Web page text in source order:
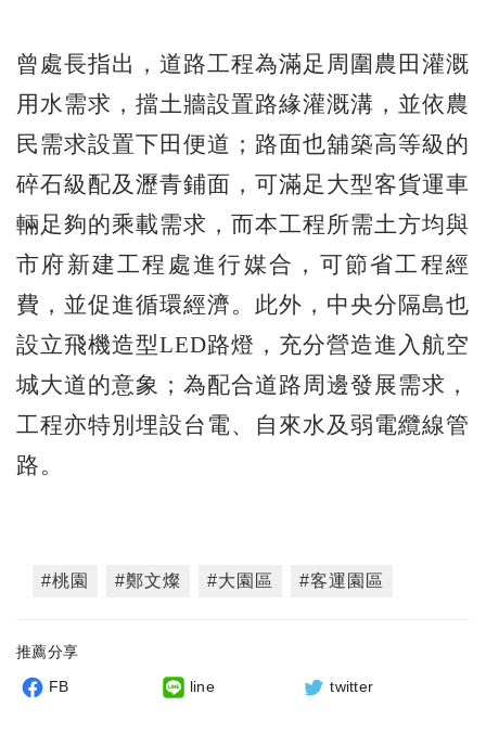
曾處長指出，道路工程為滿足周圍農田灌溉
用水需求，擋土牆設置路緣灌溉溝，並依農
民需求設置下田便道；路面也舖築高等級的
碎石級配及瀝青鋪面，可滿足大型客貨運車
輛足夠的乘載需求，而本工程所需土方均與
市府新建工程處進行媒合，可節省工程經
費，並促進循環經濟。此外，中央分隔島也
設立飛機造型LED路燈，充分營造進入航空
城大道的意象；為配合道路周邊發展需求，
工程亦特別埋設台電、自來水及弱電纜線管
路。
#桃園 #鄭文燦 #大園區 #客運園區
推薦分享
FB line twitter